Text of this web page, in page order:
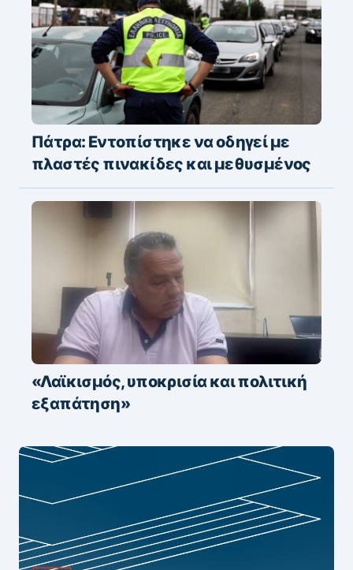
Πάτρα: Εντοπίστηκε να οδηγεί με
πλαστές πινακίδες και μεθυσμένος
«Λαϊκισμός, υποκρισία και πολιτική
εξαπάτηση»